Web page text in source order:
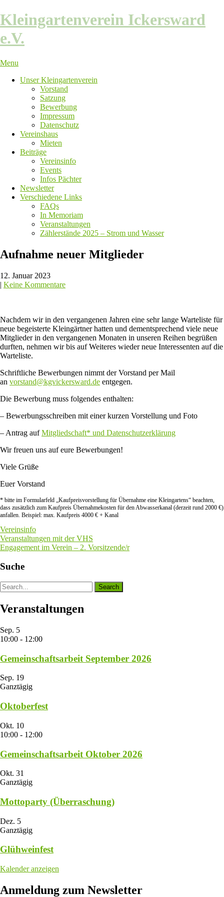
Skip
to
content
Kleingartenverein Ickersward
e.V.
Menu
Unser Kleingartenverein
Vorstand
Satzung
Bewerbung
Impressum
Datenschutz
Vereinshaus
Mieten
Beiträge
Vereinsinfo
Events
Infos Pächter
Newsletter
Verschiedene Links
FAQs
In Memoriam
Veranstaltungen
Zählerstände 2025 – Strom und Wasser
Aufnahme neuer Mitglieder
12. Januar 2023
| Keine Kommentare
Nachdem wir in den vergangenen Jahren eine sehr lange Warteliste für
neue begeisterte Kleingärtner hatten und dementsprechend viele neue
Mitglieder in den vergangenen Monaten in unseren Reihen begrüßen
durften, nehmen wir bis auf Weiteres wieder neue Interessenten auf die
Warteliste.
Schriftliche Bewerbungen nimmt der Vorstand per Mail
an vorstand@kgvickersward.de entgegen.
Die Bewerbung muss folgendes enthalten:
– Bewerbungsschreiben mit einer kurzen Vorstellung und Foto
– Antrag aufMitgliedschaft* und Datenschutzerklärung
Wir freuen uns auf eure Bewerbungen!
Viele Grüße
Euer Vorstand
* bitte im Formularfeld „Kaufpreisvorstellung für Übernahme eine Kleingartens“ beachten,
dass zusätzlich zum Kaufpreis Übernahmekosten für den Abwasserkanal (derzeit rund 2000 €)
anfallen. Beispiel: max. Kaufpreis 4000 € + Kanal
Vereinsinfo
Beitragsnavigation
Veranstaltungen mit der VHS
Engagement im Verein – 2. Vorsitzende/r
Suche
Veranstaltungen
Sep. 5
10:00 - 12:00
Gemeinschaftsarbeit September 2026
Sep. 19
Ganztägig
Oktoberfest
Okt. 10
10:00 - 12:00
Gemeinschaftsarbeit Oktober 2026
Okt. 31
Ganztägig
Mottoparty (Überraschung)
Dez. 5
Ganztägig
Glühweinfest
Kalender anzeigen
Anmeldung zum Newsletter